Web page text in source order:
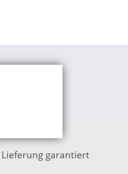
Lieferung garantiert